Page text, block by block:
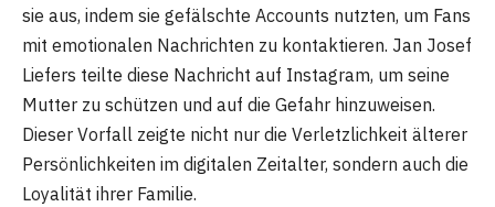
sie aus, indem sie gefälschte Accounts nutzten, um Fans
mit emotionalen Nachrichten zu kontaktieren. Jan Josef
Liefers teilte diese Nachricht auf Instagram, um seine
Mutter zu schützen und auf die Gefahr hinzuweisen.
Dieser Vorfall zeigte nicht nur die Verletzlichkeit älterer
Persönlichkeiten im digitalen Zeitalter, sondern auch die
Loyalität ihrer Familie.